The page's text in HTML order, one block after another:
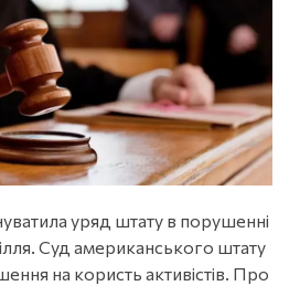
уряд штату в порушенні
Суд американського штату
на користь активістів. Про